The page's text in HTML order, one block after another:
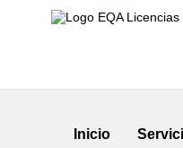
Inicio